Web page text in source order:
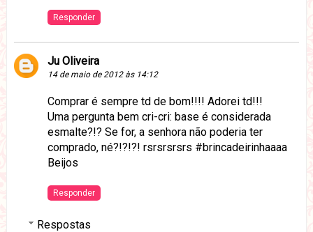
Responder
Ju Oliveira
14 de maio de 2012 às 14:12
Comprar é sempre td de bom!!!! Adorei td!!!
Uma pergunta bem cri-cri: base é considerada
esmalte?!? Se for, a senhora não poderia ter
comprado, né?!?!?! rsrsrsrsrs #brincadeirinhaaaa
Beijos
Responder
Respostas